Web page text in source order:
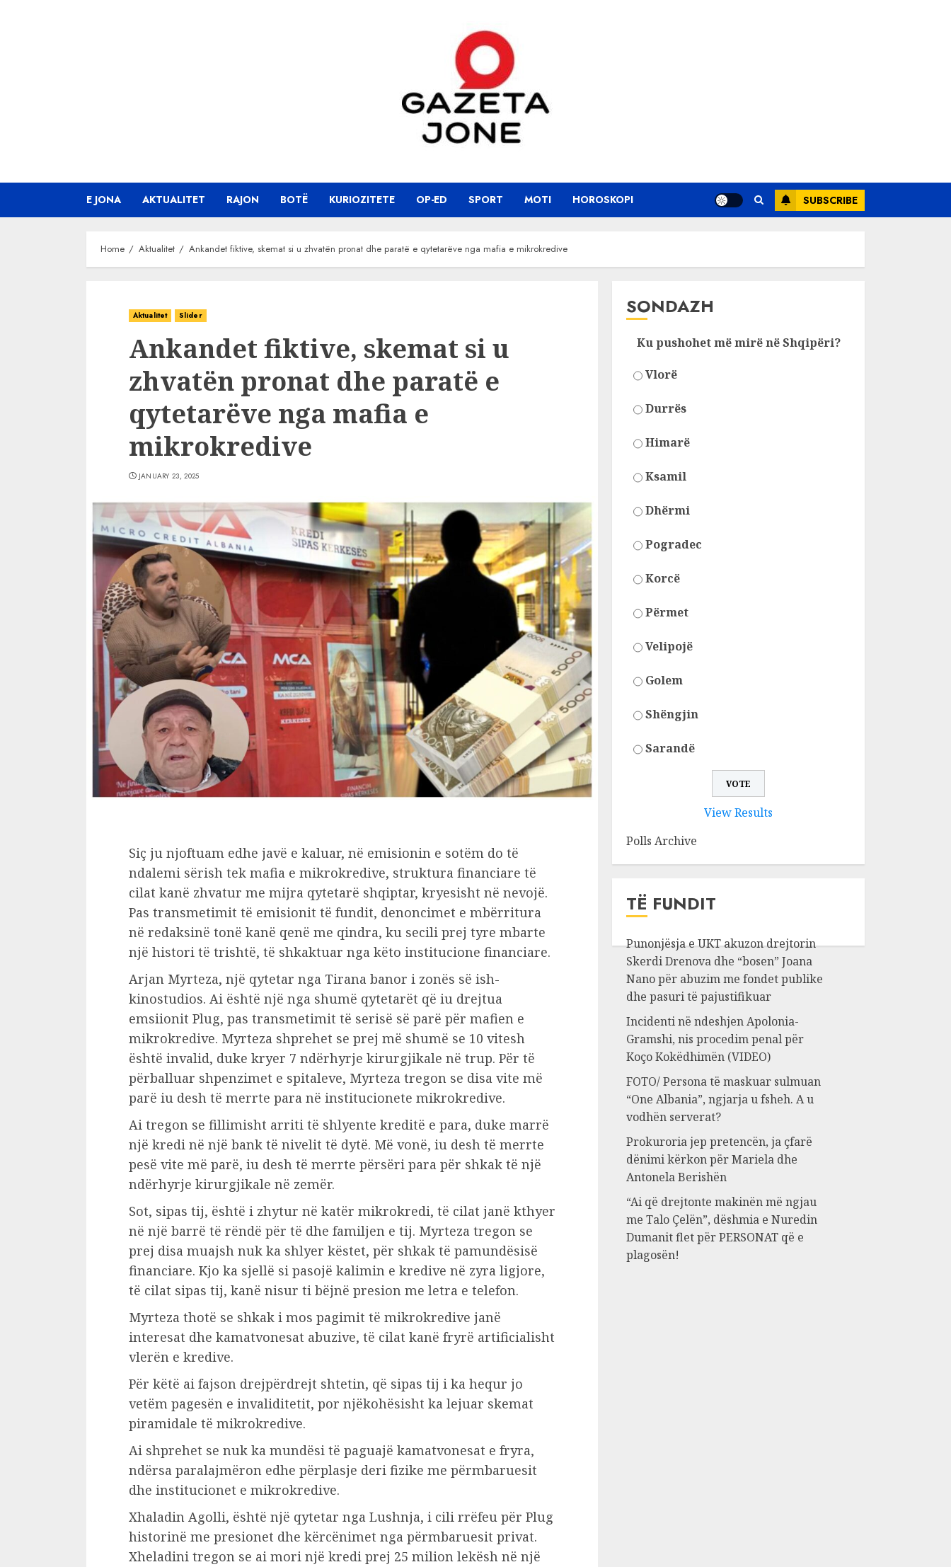
E JONA AKTUALITET RAJON BOTË KURIOZITETE OP-ED SPORT MOTI HOROSKOPI SUBSCRIBE
Home Aktualitet Ankandet fiktive, skemat si u zhvatën pronat dhe paratë e qytetarëve nga mafia e mikrokredive
Aktualitet Slider
Ankandet fiktive, skemat si u
zhvatën pronat dhe paratë e
qytetarëve nga mafia e
mikrokredive
JANUARY 23, 2025
Siç ju njoftuam edhe javë e kaluar, në emisionin e sotëm do të
ndalemi sërish tek mafia e mikrokredive, struktura financiare të
cilat kanë zhvatur me mijra qytetarë shqiptar, kryesisht në nevojë.
Pas transmetimit të emisionit të fundit, denoncimet e mbërritura
në redaksinë tonë kanë qenë me qindra, ku secili prej tyre mbarte
një histori të trishtë, të shkaktuar nga këto institucione financiare.
Arjan Myrteza, një qytetar nga Tirana banor i zonës së ish-
kinostudios. Ai është një nga shumë qytetarët që iu drejtua
emsiionit Plug, pas transmetimit të serisë së parë për mafien e
mikrokredive. Myrteza shprehet se prej më shumë se 10 vitesh
është invalid, duke kryer 7 ndërhyrje kirurgjikale në trup. Për të
përballuar shpenzimet e spitaleve, Myrteza tregon se disa vite më
parë iu desh të merrte para në institucionete mikrokredive.
Ai tregon se fillimisht arriti të shlyente kreditë e para, duke marrë
një kredi në një bank të nivelit të dytë. Më vonë, iu desh të merrte
pesë vite më parë, iu desh të merrte përsëri para për shkak të një
ndërhyrje kirurgjikale në zemër.
Sot, sipas tij, është i zhytur në katër mikrokredi, të cilat janë kthyer
në një barrë të rëndë për të dhe familjen e tij. Myrteza tregon se
prej disa muajsh nuk ka shlyer këstet, për shkak të pamundësisë
financiare. Kjo ka sjellë si pasojë kalimin e kredive në zyra ligjore,
të cilat sipas tij, kanë nisur ti bëjnë presion me letra e telefon.
Myrteza thotë se shkak i mos pagimit të mikrokredive janë
interesat dhe kamatvonesat abuzive, të cilat kanë fryrë artificialisht
vlerën e kredive.
Për këtë ai fajson drejpërdrejt shtetin, që sipas tij i ka hequr jo
vetëm pagesën e invaliditetit, por njëkohësisht ka lejuar skemat
piramidale të mikrokredive.
Ai shprehet se nuk ka mundësi të paguajë kamatvonesat e fryra,
ndërsa paralajmëron edhe përplasje deri fizike me përmbaruesit
dhe institucionet e mikrokredive.
Xhaladin Agolli, është një qytetar nga Lushnja, i cili rrëfeu për Plug
historinë me presionet dhe kërcënimet nga përmbaruesit privat.
Xheladini tregon se ai mori një kredi prej 25 milion lekësh në një
SONDAZH
Ku pushohet më mirë në Shqipëri?
Vlorë
Durrës
Himarë
Ksamil
Dhërmi
Pogradec
Korcë
Përmet
Velipojë
Golem
Shëngjin
Sarandë
View Results
Polls Archive
TË FUNDIT
Punonjësja e UKT akuzon drejtorin
Skerdi Drenova dhe “bosen” Joana
Nano për abuzim me fondet publike
dhe pasuri të pajustifikuar
Incidenti në ndeshjen Apolonia-
Gramshi, nis procedim penal për
Koço Kokëdhimën (VIDEO)
FOTO/ Persona të maskuar sulmuan
“One Albania”, ngjarja u fsheh. A u
vodhën serverat?
Prokuroria jep pretencën, ja çfarë
dënimi kërkon për Mariela dhe
Antonela Berishën
“Ai që drejtonte makinën më ngjau
me Talo Çelën”, dëshmia e Nuredin
Dumanit flet për PERSONAT që e
plagosën!